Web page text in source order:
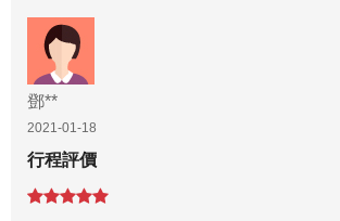
鄧**
2021-01-18
行程評價